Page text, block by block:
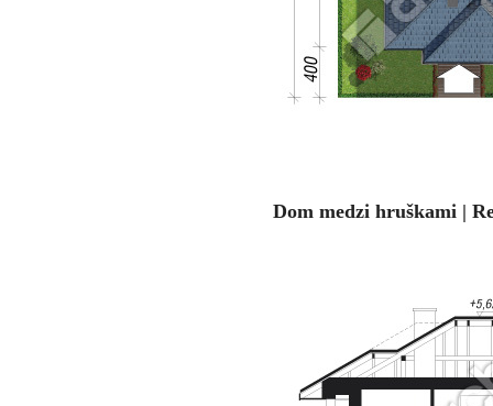
Dom medzi hruškami |